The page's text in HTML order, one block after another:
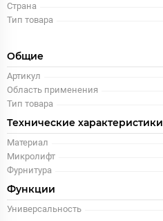
Страна
Тип товара
Общие
Артикул
Область применения
Тип товара
Технические характеристики
Материал
Микролифт
Фурнитура
Функции
Универсальность